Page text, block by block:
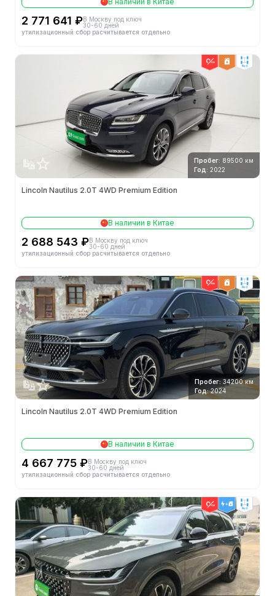
2 771 641 ₽В Москву под ключ
30-60 дней
утилизационный сбор расчитывается отдельно
4wd
Пробег: 89500 км
Год: 2022
Lincoln Nautilus 2.0T 4WD Premium Edition
В наличии в Китае
2 688 543 ₽В Москву под ключ
30-60 дней
утилизационный сбор расчитывается отдельно
4wd
Пробег: 34200 км
Год: 2024
Lincoln Nautilus 2.0T 4WD Premium Edition
В наличии в Китае
4 667 775 ₽В Москву под ключ
30-60 дней
утилизационный сбор расчитывается отдельно
4wd